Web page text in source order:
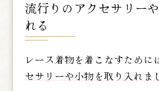
流行りのアクセサリー
れる
レース着物を着こなすために
セサリーや小物を取り入れま